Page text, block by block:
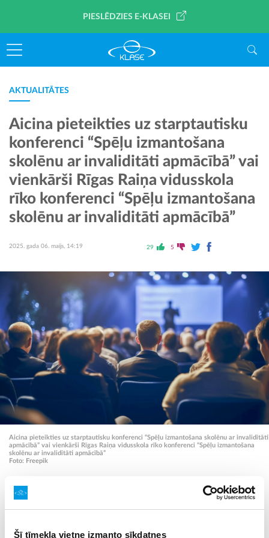
Šī tīmekļa vietne izmanto sīkdatnes
PIESLĒDZIES E-KLASEI
AKTUALITĀTES
Aicina pieteikties uz starptautisku
konferenci “Spēļu izmantošana
skolēnu ar invaliditāti apmācībā” vai
vienkārši Rīgas Raiņa vidusskola
rīko konferenci “Spēļu izmantošana
skolēnu ar invaliditāti apmācībā”
2025. gada 06. maijs, 14:19 29 5
Aicina pieteikties uz starptautisku konferenci “Spēļu izmantošana skolēnu ar invaliditāti
apmācībā” vai vienkārši Rīgas Raiņa vidusskola rīko konferenci “Spēļu izmantošana
skolēnu ar invaliditāti apmācībā”
Foto: Freepik
Rīgas Raiņa vidusskola Erasmus+ projekta “Spēļu
izmantošana skolēnu ar invaliditāti apmācībā”
(projekta Nr. 2022-1-LV01-KA220-SCH-000087585)